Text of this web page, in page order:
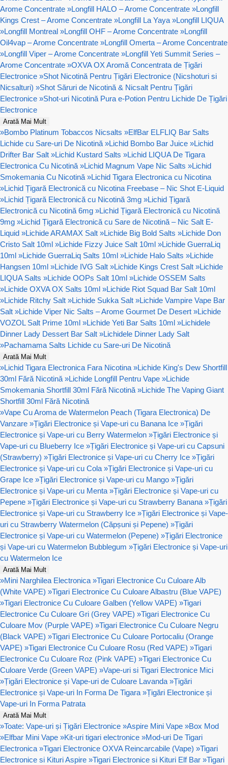
Arome Concentrate »Longfill HALO – Arome Concentrate »Longfill
Kings Crest – Arome Concentrate »Longfill La Yaya »Longfill LIQUA
»Longfill Montreal »Longfill OHF – Arome Concentrate »Longfill
Oil4vap – Arome Concentrate »Longfill Omerta – Arome Concentrate
»Longfill Viper – Arome Concentrate »Longfill Yeti Summit Series –
Arome Concentrate »OXVA OX Aromă Concentrata de Țigări
Electronice »Shot Nicotină Pentru Țigări Electronice (Nicshoturi si
Nicsalturi) »Shot Săruri de Nicotină & Nicsalt Pentru Țigări
Electronice »Shot-uri Nicotină Pura e-Potion Pentru Lichide De Țigări
Electronice
Arată Mai Mult
»Bombo Platinum Tobaccos Nicsalts »ElfBar ELFLIQ Bar Salts
Lichide cu Sare-uri De Nicotină »Lichid Bombo Bar Juice »Lichid
Drifter Bar Salt »Lichid Kustard Salts »Lichid LIQUA De Tigara
Electronica Cu Nicotină »Lichid Magnum Vape Nic Salts »Lichid
Smokemania Cu Nicotină »Lichid Tigara Electronica cu Nicotina
»Lichid Țigară Electronică cu Nicotina Freebase – Nic Shot E-Liquid
»Lichid Țigară Electronică cu Nicotină 3mg »Lichid Țigară
Electronică cu Nicotină 6mg »Lichid Țigară Electronică cu Nicotină
9mg »Lichid Țigară Electronică cu Sare de Nicotină – Nic Salt E-
Liquid »Lichide ARAMAX Salt »Lichide Big Bold Salts »Lichide Don
Cristo Salt 10ml »Lichide Fizzy Juice Salt 10ml »Lichide GuerraLiq
10ml »Lichide GuerraLiq Salts 10ml »Lichide Halo Salts »Lichide
Hangsen 10ml »Lichide IVG Salt »Lichide Kings Crest Salt »Lichide
LIQUA Salts »Lichide OOPs Salt 10ml »Lichide OSSEM Salts
»Lichide OXVA OX Salts 10ml »Lichide Riot Squad Bar Salt 10ml
»Lichide Ritchy Salt »Lichide Sukka Salt »Lichide Vampire Vape Bar
Salt »Lichide Viper Nic Salts – Arome Gourmet De Desert »Lichide
VOZOL Salt Prime 10ml »Lichide Yeti Bar Salts 10ml »Lichidele
Dinner Lady Dessert Bar Salt »Lichidele Dinner Lady Salt
»Pachamama Salts Lichide cu Sare-uri De Nicotină
Arată Mai Mult
»Lichid Tigara Electronica Fara Nicotina »Lichide King's Dew Shortfill
30ml Fără Nicotină »Lichide Longfill Pentru Vape »Lichide
Smokemania Shortfill 30ml Fără Nicotină »Lichide The Vaping Giant
Shortfill 30ml Fără Nicotină
»Vape Cu Aroma de Watermelon Peach (Tigara Electronica) De
Vanzare »Țigări Electronice și Vape-uri cu Banana Ice »Țigări
Electronice și Vape-uri cu Berry Watermelon »Țigări Electronice și
Vape-uri cu Blueberry Ice »Țigări Electronice și Vape-uri cu Capsuni
(Strawberry) »Țigări Electronice și Vape-uri cu Cherry Ice »Țigări
Electronice și Vape-uri cu Cola »Țigări Electronice și Vape-uri cu
Grape Ice »Țigări Electronice și Vape-uri cu Mango »Țigări
Electronice și Vape-uri cu Menta »Țigări Electronice și Vape-uri cu
Pepene »Țigări Electronice și Vape-uri cu Strawberry Banana »Țigări
Electronice și Vape-uri cu Strawberry Ice »Țigări Electronice și Vape-
uri cu Strawberry Watermelon (Căpșuni și Pepene) »Țigări
Electronice și Vape-uri cu Watermelon (Pepene) »Țigări Electronice
și Vape-uri cu Watermelon Bubblegum »Țigări Electronice și Vape-uri
cu Watermelon Ice
Arată Mai Mult
»Mini Narghilea Electronica »Tigari Electronice Cu Culoare Alb
(White VAPE) »Tigari Electronice Cu Culoare Albastru (Blue VAPE)
»Tigari Electronice Cu Culoare Galben (Yellow VAPE) »Tigari
Electronice Cu Culoare Gri (Grey VAPE) »Tigari Electronice Cu
Culoare Mov (Purple VAPE) »Tigari Electronice Cu Culoare Negru
(Black VAPE) »Tigari Electronice Cu Culoare Portocaliu (Orange
VAPE) »Tigari Electronice Cu Culoare Rosu (Red VAPE) »Tigari
Electronice Cu Culoare Roz (Pink VAPE) »Tigari Electronice Cu
Culoare Verde (Green VAPE) »Vape-uri si Tigari Electronice Mici
»Țigări Electronice și Vape-uri de Culoare Lavanda »Țigări
Electronice și Vape-uri In Forma De Tigara »Țigări Electronice și
Vape-uri In Forma Patrata
Arată Mai Mult
»Toate: Vape-uri și Țigări Electronice »Aspire Mini Vape »Box Mod
»Elfbar Mini Vape »Kit-uri tigari electronice »Mod-uri De Tigari
Electronica »Tigari Electronice OXVA Reincarcabile (Vape) »Tigari
Electronice si Kituri Aspire »Tigari Electronice si Kituri Elf Bar »Tigari